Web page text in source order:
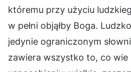
któremu przy użyciu
w pełni objąłby Boga.
jedynie ograniczonym
zawiera wszystko to, co wie